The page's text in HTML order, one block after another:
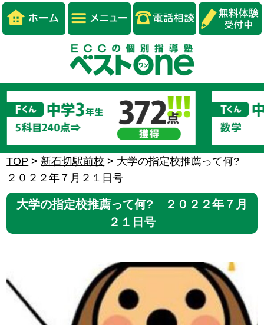
TOP > 新石切駅前校 > 大学の指定校推薦って何?
２０２２年７月２１日号
大学の指定校推薦って何? ２０２２年７月
２１日号